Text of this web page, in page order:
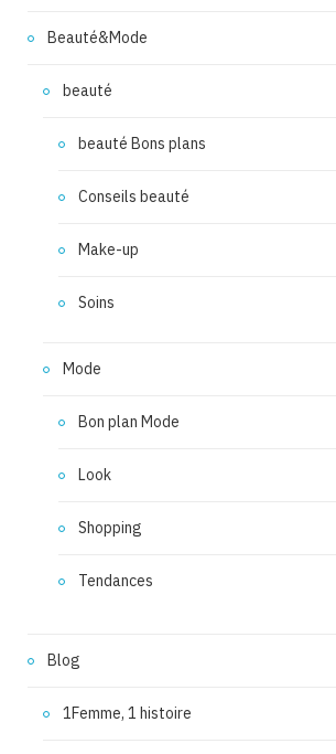
Beauté&Mode
beauté
beauté Bons plans
Conseils beauté
Make-up
Soins
Mode
Bon plan Mode
Look
Shopping
Tendances
Blog
1Femme, 1 histoire